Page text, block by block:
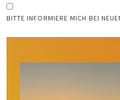
BITTE INFORMIERE MICH BEI